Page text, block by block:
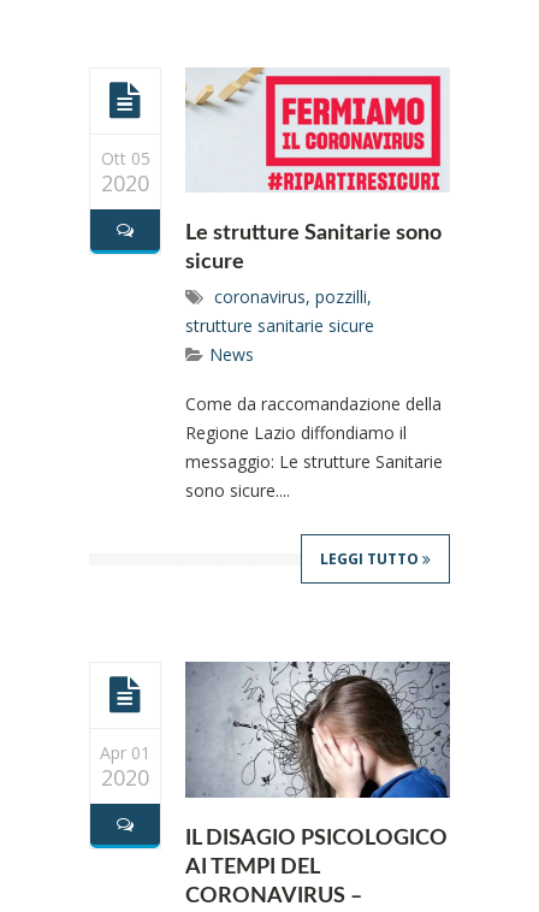
Ott 05
2020
Le strutture Sanitarie sono
sicure
coronavirus, pozzilli,
strutture sanitarie sicure
News
Come da raccomandazione della
Regione Lazio diffondiamo il
messaggio: Le strutture Sanitarie
sono sicure....
LEGGI TUTTO
Apr 01
2020
IL DISAGIO PSICOLOGICO
AI TEMPI DEL
CORONAVIRUS –